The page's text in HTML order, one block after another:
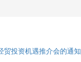
贸投资机遇推介会的通知